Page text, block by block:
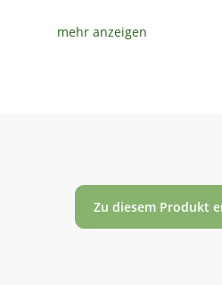
804 01Norddeutsches
804 02Mittel- und
Zu diesem Produkt